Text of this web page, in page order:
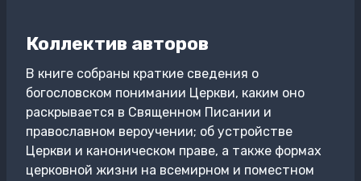
Коллектив авторов
В книге собраны краткие сведения о
богословском понимании Церкви, каким оно
раскрывается в Священном Писании и
православном вероучении; об устройстве
Церкви и каноническом праве, а также формах
церковной жизни на всемирном и поместном